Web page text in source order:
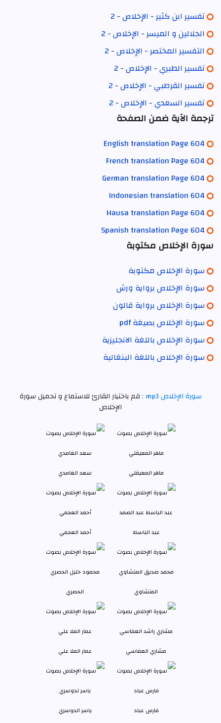
تفسير ابن كثير - الإخلاص - 2
الجلالين و الميسر - الإخلاص - 2
التفسير المختصر - الإخلاص - 2
تفسير الطبري - الإخلاص - 2
تفسير القرطبي - الإخلاص - 2
تفسير السعدي - الإخلاص - 2
ترجمة الآية ضمن الصفحة
English translation Page 604
French translation Page 604
German translation Page 604
Indonesian translation 604
Hausa translation Page 604
Spanish translation Page 604
سورة الإخلاص مكتوبة
سورة الإخلاص مكتوبة
سورة الإخلاص برواية ورش
سورة الإخلاص برواية قالون
سورة الإخلاص بصيغة pdf
سورة الإخلاص باللغة الانجليزية
سورة الإخلاص باللغة البنغالية
سورة الإخلاص mp3 :
قم باختيار القارئ للاستماع و تحميل سورة
الإخلاص
ماهر المعيقلي سعد الغامدي
عبد الباسط أحمد العجمي
المنشاوي الحصري
مشاري العفاسي عمار الملا علي
فارس عباد ياسر الدوسري